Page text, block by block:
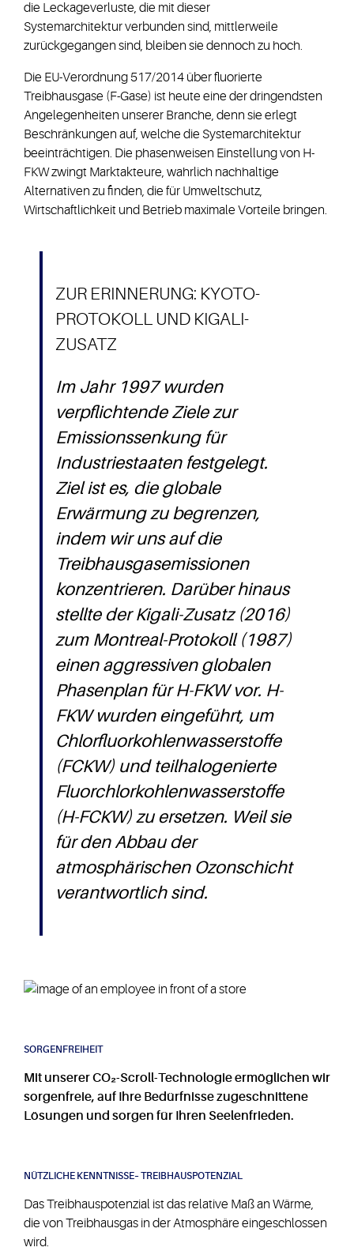
SORGENFREIHEIT
Mit unserer CO₂-Scroll-Technologie ermöglichen wir
sorgenfreie, auf Ihre Bedürfnisse zugeschnittene
Lösungen und sorgen für Ihren Seelenfrieden.
NÜTZLICHE KENNTNISSE– TREIBHAUSPOTENZIAL
Das Treibhauspotenzial ist das relative Maß an Wärme,
die von Treibhausgas in der Atmosphäre eingeschlossen
wird.
die Leckageverluste, die mit dieser
Systemarchitektur verbunden sind, mittlerweile
zurückgegangen sind, bleiben sie dennoch zu hoch.
Die EU-Verordnung 517/2014 über fluorierte
Treibhausgase (F-Gase) ist heute eine der dringendsten
Angelegenheiten unserer Branche, denn sie erlegt
Beschränkungen auf, welche die Systemarchitektur
beeinträchtigen. Die phasenweisen Einstellung von H-
FKW zwingt Marktakteure, wahrlich nachhaltige
Alternativen zu finden, die für Umweltschutz,
Wirtschaftlichkeit und Betrieb maximale Vorteile bringen.
ZUR ERINNERUNG: KYOTO-
PROTOKOLL UND KIGALI-
ZUSATZ
Im Jahr 1997 wurden
verpflichtende Ziele zur
Emissionssenkung für
Industriestaaten festgelegt.
Ziel ist es, die globale
Erwärmung zu begrenzen,
indem wir uns auf die
Treibhausgasemissionen
konzentrieren. Darüber hinaus
stellte der Kigali-Zusatz (2016)
zum Montreal-Protokoll (1987)
einen aggressiven globalen
Phasenplan für H-FKW vor. H-
FKW wurden eingeführt, um
Chlorfluorkohlenwasserstoffe
(FCKW) und teilhalogenierte
Fluorchlorkohlenwasserstoffe
(H-FCKW) zu ersetzen. Weil sie
für den Abbau der
atmosphärischen Ozonschicht
verantwortlich sind.